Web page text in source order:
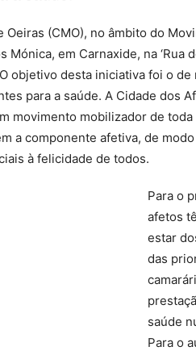
Oeiras (CMO), no âmbito do
Mónica, em Carnaxide, na ‘Rua
objetivo desta iniciativa foi o
para a saúde. A Cidade dos
movimento mobilizador de
a componente afetiva, de
à felicidade de todos.
Para o
afetos
estar
das
saúde
Para o